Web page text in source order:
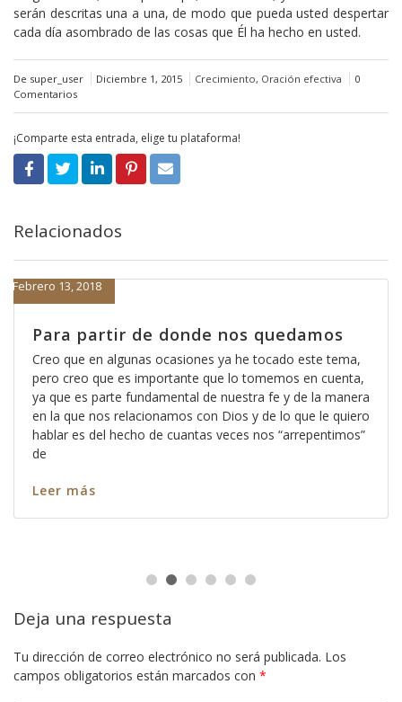
serán descritas una a una, de modo que pueda usted despertar
cada día asombrado de las cosas que Él ha hecho en usted.
De super_user Diciembre 1, 2015 Crecimiento, Oración efectiva
0
Comentarios
¡Comparte esta entrada, elige tu plataforma!
Relacionados
Para partir de donde nos quedamos
Febrero 13, 2018
Creo que en algunas ocasiones ya he tocado este tema,
pero creo que es importante que lo tomemos en cuenta,
ya que es parte fundamental de nuestra fe y de la manera
en la que nos relacionamos con Dios y de lo que le quiero
hablar es del hecho de cuantas veces nos “arrepentimos”
de
Leer más
Deja una respuesta
Tu dirección de correo electrónico no será publicada. Los
campos obligatorios están marcados con *